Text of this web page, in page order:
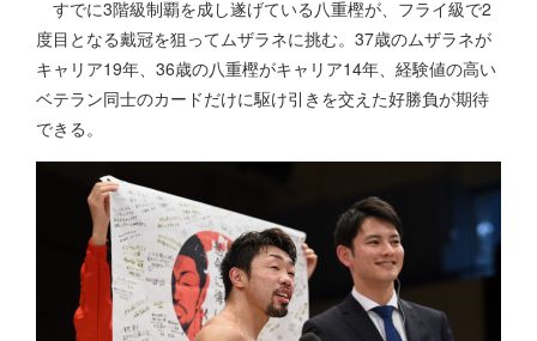
すでに3階級制覇を成し遂げている八重樫が、フライ級で2
度目となる戴冠を狙ってムザラネに挑む。37歳のムザラネが
キャリア19年、36歳の八重樫がキャリア14年、経験値の高い
ベテラン同士のカードだけに駆け引きを交えた好勝負が期待
できる。